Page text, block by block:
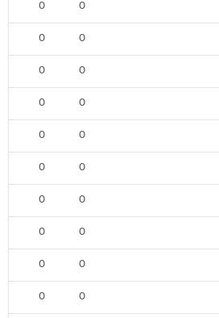
0
0
0
0
0
0
0
0
0
0
0
0
0
0
0
0
0
0
0
0